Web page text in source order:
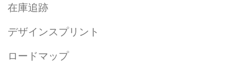
在庫追跡
デザインスプリント
ロードマップ